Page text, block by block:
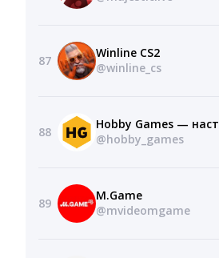
87
Winline CS2
@winline_cs
88
@hobby_games
89
M.Game
@mvideomgame